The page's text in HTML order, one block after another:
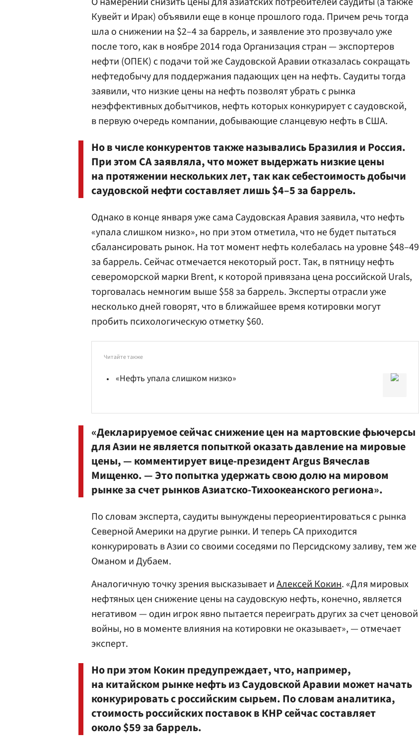
Кувейт и Ирак) объявили еще в конце прошлого года. Причем речь тогда
шла о снижении на $2–4 за баррель, и заявление это прозвучало уже
после того, как в ноябре 2014 года Организация стран — экспортеров
нефти (ОПЕК) с подачи той же Саудовской Аравии отказалась сокращать
нефтедобычу для поддержания падающих цен на нефть. Саудиты тогда
заявили, что низкие цены на нефть позволят убрать с рынка
неэффективных добытчиков, нефть которых конкурирует с саудовской,
в первую очередь компании, добывающие сланцевую нефть в США.
Но в числе конкурентов также назывались Бразилия и Россия.
При этом СА заявляла, что может выдержать низкие цены
на протяжении нескольких лет, так как себестоимость добычи
саудовской нефти составляет лишь $4–5 за баррель.
Однако в конце января уже сама Саудовская Аравия заявила, что нефть
«упала слишком низко», но при этом отметила, что не будет пытаться
сбалансировать рынок. На тот момент нефть колебалась на уровне $48–49
за баррель. Сейчас отмечается некоторый рост. Так, в пятницу нефть
североморской марки Brent, к которой привязана цена российской Urals,
торговалась немногим выше $58 за баррель. Эксперты отрасли уже
несколько дней говорят, что в ближайшее время котировки могут
пробить психологическую отметку $60.
Читайте также
«Нефть упала слишком низко»
«Декларируемое сейчас снижение цен на мартовские фьючерсы
для Азии не является попыткой оказать давление на мировые
цены, — комментирует вице-президент ArgusВячеслав
Мищенко. — Это попытка удержать свою долю на мировом
рынке за счет рынков Азиатско-Тихоокеанского региона».
По словам эксперта, саудиты вынуждены переориентироваться с рынка
Северной Америки на другие рынки. И теперь СА приходится
конкурировать в Азии со своими соседями по Персидскому заливу, тем же
Оманом и Дубаем.
Аналогичную точку зрения высказывает иАлексей Кокин. «Для мировых
нефтяных цен снижение цены на саудовскую нефть, конечно, является
негативом — один игрок явно пытается переиграть других за счет ценовой
войны, но в моменте влияния на котировки не оказывает», — отмечает
эксперт.
Но при этом Кокин предупреждает, что, например,
на китайском рынке нефть из Саудовской Аравии может начать
конкурировать с российским сырьем. По словам аналитика,
стоимость российских поставок в КНР сейчас составляет
около $59 за баррель.